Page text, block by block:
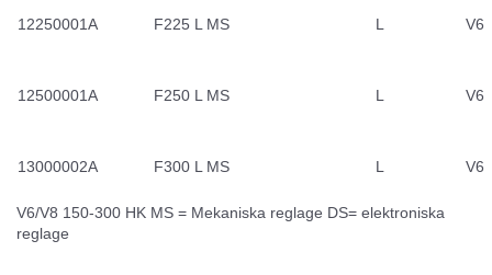
12250001A F225 L MS L V6
12500001A F250 L MS L V6
13000002A F300 L MS L V6
V6/V8 150-300 HK MS = Mekaniska reglage DS= elektroniska
reglage